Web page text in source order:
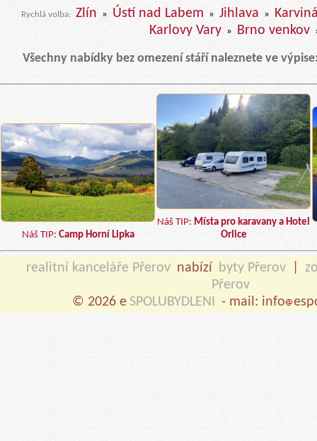
Rychlá volba: Zlín » Ústí nad Labem » Jihlava »
Karlovy Vary » Brno venkov
Všechny nabídky bez omezení stáří naleznete ve
Náš TIP: Camp Horní Lipka
Náš TIP: Místa pro karavany a Hotel
Orlice
realitní kanceláře Přerov nabízí byty Přerov
Přerov
© 2026 e SPOLUBYDLENI - mail: info